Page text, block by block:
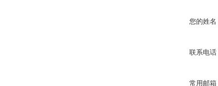
您的姓名
联系电话
常用邮箱